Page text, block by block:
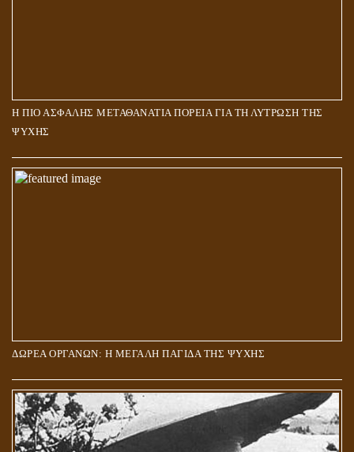
Η ΠΙΟ ΑΣΦΑΛΗΣ ΜΕΤΑΘΑΝΑΤΙΑ ΠΟΡΕΙΑ ΓΙΑ ΤΗ ΛΥΤΡΩΣΗ ΤΗΣ
ΨΥΧΗΣ
ΔΩΡΕΑ ΟΡΓΑΝΩΝ: Η ΜΕΓΑΛΗ ΠΑΓΙΔΑ ΤΗΣ ΨΥΧΗΣ